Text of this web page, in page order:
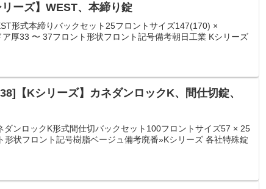
ーズ】WEST、本締り錠
形式本締りバックセット25フロントサイズ147(170) ×
厚33 〜 37フロント形状フロント記号備考朝日工業 Kシリーズ
【Kシリーズ】カネダンロックK、間仕切錠、
ダンロックK形式間仕切バックセット100フロントサイズ57 × 25
形状フロント記号樹脂ベージュ備考廃番»Kシリーズ 各社特殊錠